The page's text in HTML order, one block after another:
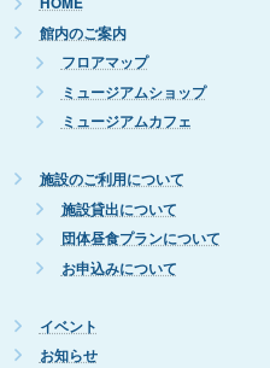
館内のご案内
フロアマップ
ミュージアムショップ
ミュージアムカフェ
施設のご利用について
施設貸出について
団体昼食プランについて
お申込みについて
イベント
お知らせ